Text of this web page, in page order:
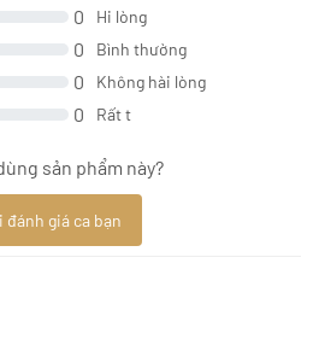
0 Hi lòng
0 Bình thường
0 Không hài lòng
0 Rất t
sản phẩm này?
đánh giá ca bạn